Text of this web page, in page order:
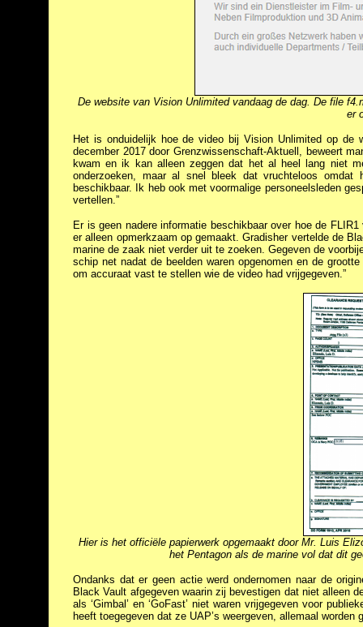
De website van Vision Unlimited vandaag de dag. De file
er
Het is onduidelijk hoe de video bij Vision Unlimited op
december 2017 door Grenzwissenschaft-Aktuell, beweert
kwam en ik kan alleen zeggen dat het al heel lang niet
onderzoeken, maar al snel bleek dat vruchteloos
beschikbaar. Ik heb ook met voormalige personeelsleden
vertellen.”
Er is geen nadere informatie beschikbaar over hoe de
er alleen opmerkzaam op gemaakt. Gradisher vertelde de
marine de zaak niet verder uit te zoeken. Gegeven de
schip net nadat de beelden waren opgenomen en de
om accuraat vast te stellen wie de video had vrijgegeven.”
Hier is het officiële papierwerk opgemaakt door Mr. Luis
het Pentagon als de marine vol dat dit
Ondanks dat er geen actie werd ondernomen naar de
Black Vault afgegeven waarin zij bevestigen dat niet alleen
als ‘Gimbal’ en ‘GoFast’ niet waren vrijgegeven voor
heeft toegegeven dat ze UAP’s weergeven, allemaal